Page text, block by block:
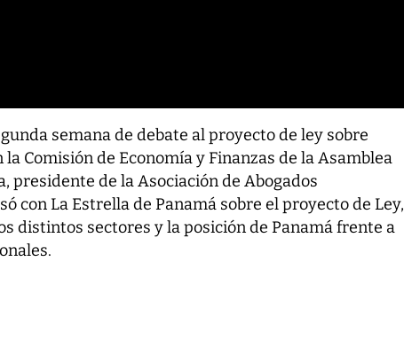
semana de debate al proyecto de ley sobre
Comisión de Economía y Finanzas de la Asamblea
presidente de la Asociación de Abogados
con La Estrella de Panamá sobre el proyecto de Ley,
distintos sectores y la posición de Panamá frente a